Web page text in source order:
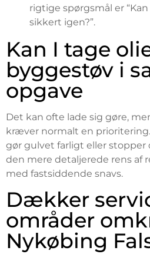
rigtige spørgsmål er
sikkert igen?”.
Kan I tage
byggestøv i
opgave
Det kan ofte lade sig gøre,
kræver normalt en
gør gulvet farligt eller stopper
den mere detaljerede rens af
med fastsiddende snavs.
Dækker
områder
Nykøbing